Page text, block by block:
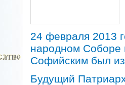
24 февраля 2013
народном Соборе
Софийским был
Будущий